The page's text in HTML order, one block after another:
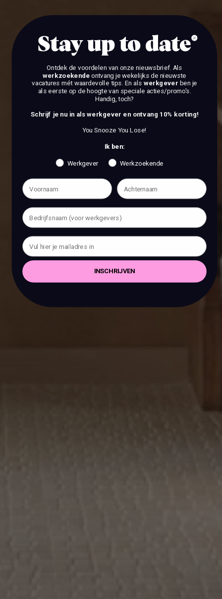
Stay up to date
Ontdek de voordelen van onze nieuwsbrief. Als
werkzoekendeontvang je wekelijks de nieuwste
vacatures mét waardevolle tips. En als werkgever ben je
als eerste op de hoogte van speciale acties/promo's.
Handig, toch?
Schrijf je nu in als werkgever en ontvang 10% korting!
You Snooze You Lose!
Ik ben:
Werkgever Werkzoekende
INSCHRIJVEN